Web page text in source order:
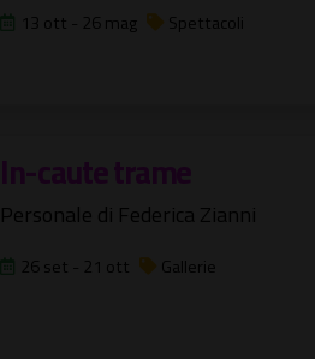
13 ott - 26 mag Spettacoli
In-caute trame
Personale di Federica Zianni
26 set - 21 ott Gallerie